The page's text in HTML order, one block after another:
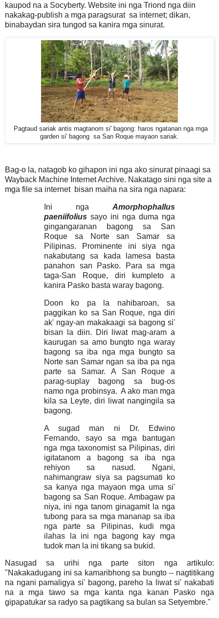
kaupod na a Socyberty. Website ini nga Triond nga diin
nakakag-publish a mga paragsurat sa internet; dikan,
binabaydan sira tungod sa kanira mga sinurat.
Pagtaud sariak antis magtanom si' bagong: haros ngatanan nga mga
garden si' bagong sa San Roque mayaon sariak.
Bag-o la, natagob ko gihapon ini nga ako sinurat pinaagi sa
Wayback Machine Internet Archive. Nakatago sini nga site a
mga file sa internet bisan maiha na sira nga napara:
Ini nga Amorphophallus
paeniifolius sayo ini nga duma nga
gingangaranan bagong sa San
Roque sa Norte san Samar sa
Pilipinas. Prominente ini siya nga
nakabutang sa kada lamesa basta
panahon san Pasko. Para sa mga
taga-San Roque, diri kumpleto a
kanira Pasko basta waray bagong.
Doon ko pa la nahibaroan, sa
paggikan ko sa San Roque, nga diri
ak' ngay-an makakaagi sa bagong si'
bisan la diin. Diri liwat mag-aram a
kaurugan sa amo bungto nga waray
bagong sa iba nga mga bungto sa
Norte san Samar ngan sa iba pa nga
parte sa Samar. A San Roque a
parag-suplay bagong sa bug-os
namo nga probinsya. A ako man mga
kila sa Leyte, diri liwat nangingila sa
bagong.
A sugad man ni Dr. Edwino
Fernando, sayo sa mga bantugan
nga mga taxonomist sa Pilipinas, diri
igitatanom a bagong sa iba nga
rehiyon sa nasud. Ngani,
nahimangraw siya sa pagsumati ko
sa kanya nga mayaon mga uma si'
bagong sa San Roque. Ambagaw pa
niya, ini nga tanom ginagamit la nga
tubong para sa mga mananap sa iba
nga parte sa Pilipinas, kudi mga
ilahas la ini nga bagong kay mga
tudok man la ini tikang sa bukid.
Nasugad sa urihi nga parte siton nga artikulo:
"Nakakadugang ini sa kamaribhong sa bungto -- nagtitikang
na ngani pamaligya si' bagong, pareho la liwat si' nakabati
na a mga tawo sa mga kanta nga kanan Pasko nga
gipapatukar sa radyo sa pagtikang sa bulan sa Setyembre."